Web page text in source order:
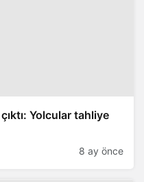
Yolcular tahliye
8 ay önce